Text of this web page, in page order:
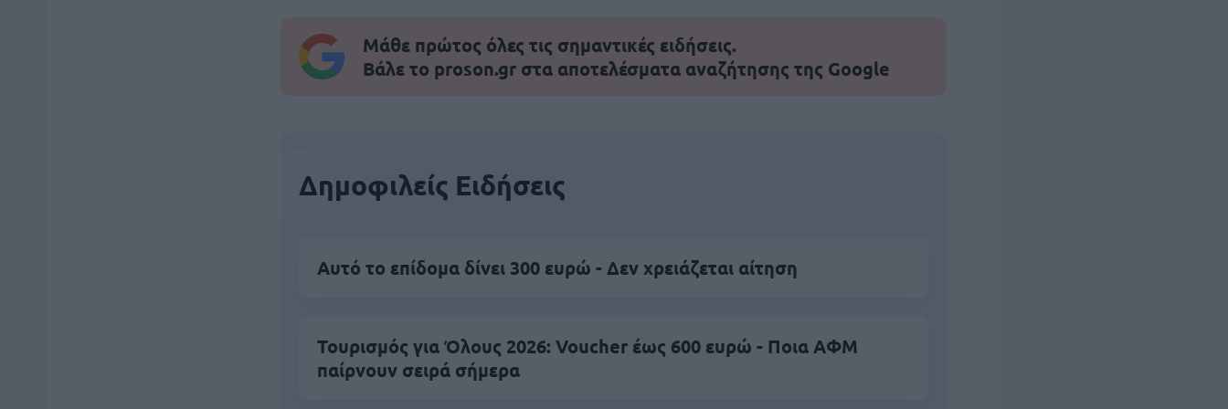
Μάθε πρώτος όλες τις σημαντικές ειδήσεις.
Βάλε το proson.gr στα αποτελέσματα αναζήτησης της Google
Δημοφιλείς Ειδήσεις
Αυτό το επίδομα δίνει 300 ευρώ - Δεν χρειάζεται αίτηση
Τουρισμός για Όλους 2026: Voucher έως 600 ευρώ - Ποια ΑΦΜ
παίρνουν σειρά σήμερα